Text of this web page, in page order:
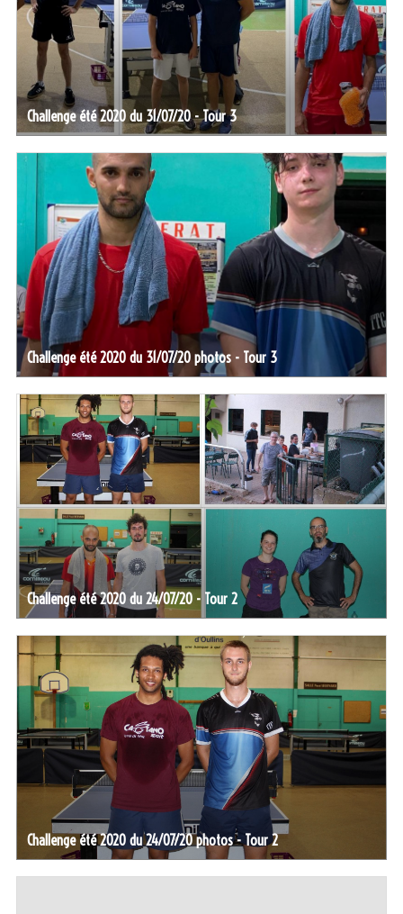
Challenge été 2020 du 31/07/20 - Tour 3
Challenge été 2020 du 31/07/20 photos - Tour 3
Challenge été 2020 du 24/07/20 - Tour 2
Challenge été 2020 du 24/07/20 photos - Tour 2